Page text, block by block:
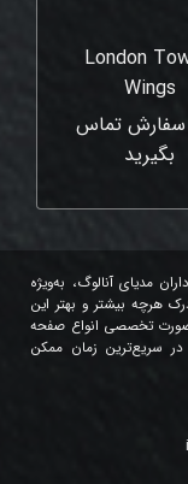
London
Wings
سفارش تماس
بگیرید
مدیای آنالوگ، به‌ویژه
هرچه بیشتر و بهتر این
صورت تخصصی انواع صفحه
در سریع‌ترین زمان ممکن